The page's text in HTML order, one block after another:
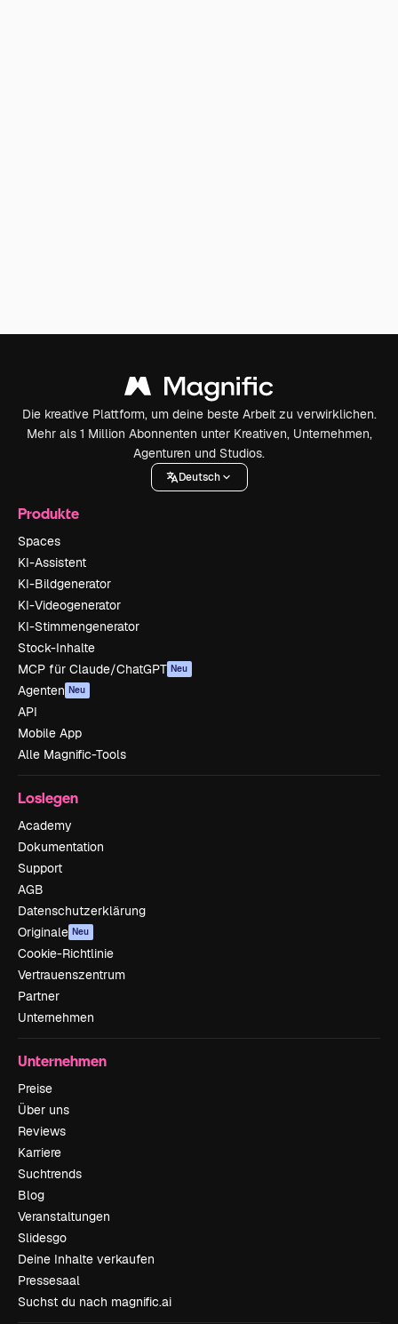
Die kreative Plattform, um deine beste Arbeit zu verwirklichen.
Mehr als 1 Million Abonnenten unter Kreativen, Unternehmen,
Agenturen und Studios.
Deutsch
Produkte
Spaces
KI-Assistent
KI-Bildgenerator
KI-Videogenerator
KI-Stimmengenerator
Stock-Inhalte
MCP für Claude/ChatGPT Neu
Agenten Neu
API
Mobile App
Alle Magnific-Tools
Loslegen
Academy
Dokumentation
Support
AGB
Datenschutzerklärung
Originale Neu
Cookie-Richtlinie
Vertrauenszentrum
Partner
Unternehmen
Unternehmen
Preise
Über uns
Reviews
Karriere
Suchtrends
Blog
Veranstaltungen
Slidesgo
Deine Inhalte verkaufen
Pressesaal
Suchst du nach magnific.ai